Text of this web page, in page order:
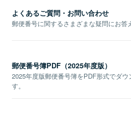
よくあるご質問・お問い合わせ
郵便番号に関するさまざまな疑問にお答
郵便番号簿PDF（2025年度版）
2025年度版郵便番号簿をPDF形式でダウ
す。